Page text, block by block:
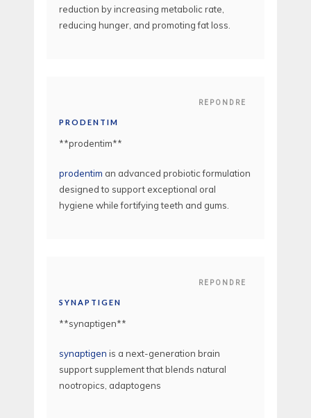
reduction by increasing metabolic rate,
reducing hunger, and promoting fat loss.
REPONDRE
PRODENTIM
** prodentim**
prodentim an advanced probiotic formulation
designed to support exceptional oral
hygiene while fortifying teeth and gums.
REPONDRE
SYNAPTIGEN
**synaptigen**
synaptigen is a next-generation brain
support supplement that blends natural
nootropics, adaptogens